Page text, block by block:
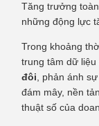
Tăng trưởng
những động lực
Trong khoảng
trung tâm dữ
đôi , phản ánh
đám mây, nền
thuật số của